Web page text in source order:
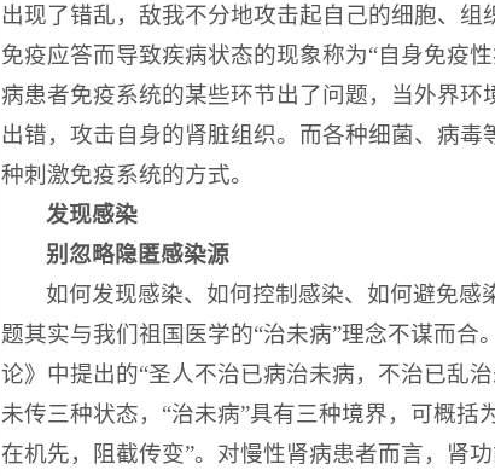
出现了错乱，敌我不分地攻击起自己的细胞、
免疫应答而导致疾病状态的现象称为“自身免疫
病患者免疫系统的某些环节出了问题，当外界
出错，攻击自身的肾脏组织。而各种细菌、病
种刺激免疫系统的方式。
发现感染
别忽略隐匿感染源
如何发现感染、如何控制感染、如何避免
题其实与我们祖国医学的“治未病”理念不谋而合
论》中提出的“圣人不治已病治未病，不治已乱
未传三种状态，“治未病”具有三种境界，可概括
在机先，阻截传变”。对慢性肾病患者而言，肾